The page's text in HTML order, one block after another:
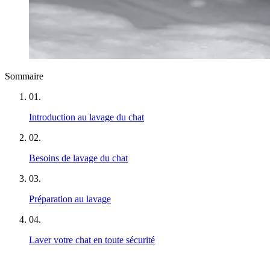
Sommaire
01 .
Introduction au lavage du chat
02.
Besoins de lavage du chat
03.
Préparation au lavage
04.
Laver votre chat en toute sécurité